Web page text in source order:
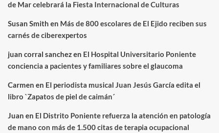
de Mar celebrará la Fiesta Internacional de Culturas
Susan Smith en Más de 800 escolares de El Ejido reciben sus
carnés de ciberexpertos
juan corral sanchezen El Hospital Universitario Poniente
conciencia a pacientes y familiares sobre el glaucoma
Carmen en El periodista musical Juan Jesús García edita el
libro `Zapatos de piel de caimán´
Juan en El Distrito Poniente refuerza la atención en patología
de mano con más de 1.500 citas de terapia ocupacional